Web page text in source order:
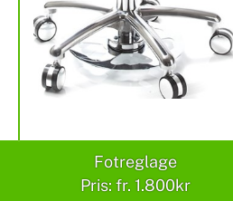
Fotreglage
Pris: fr. 1.800kr